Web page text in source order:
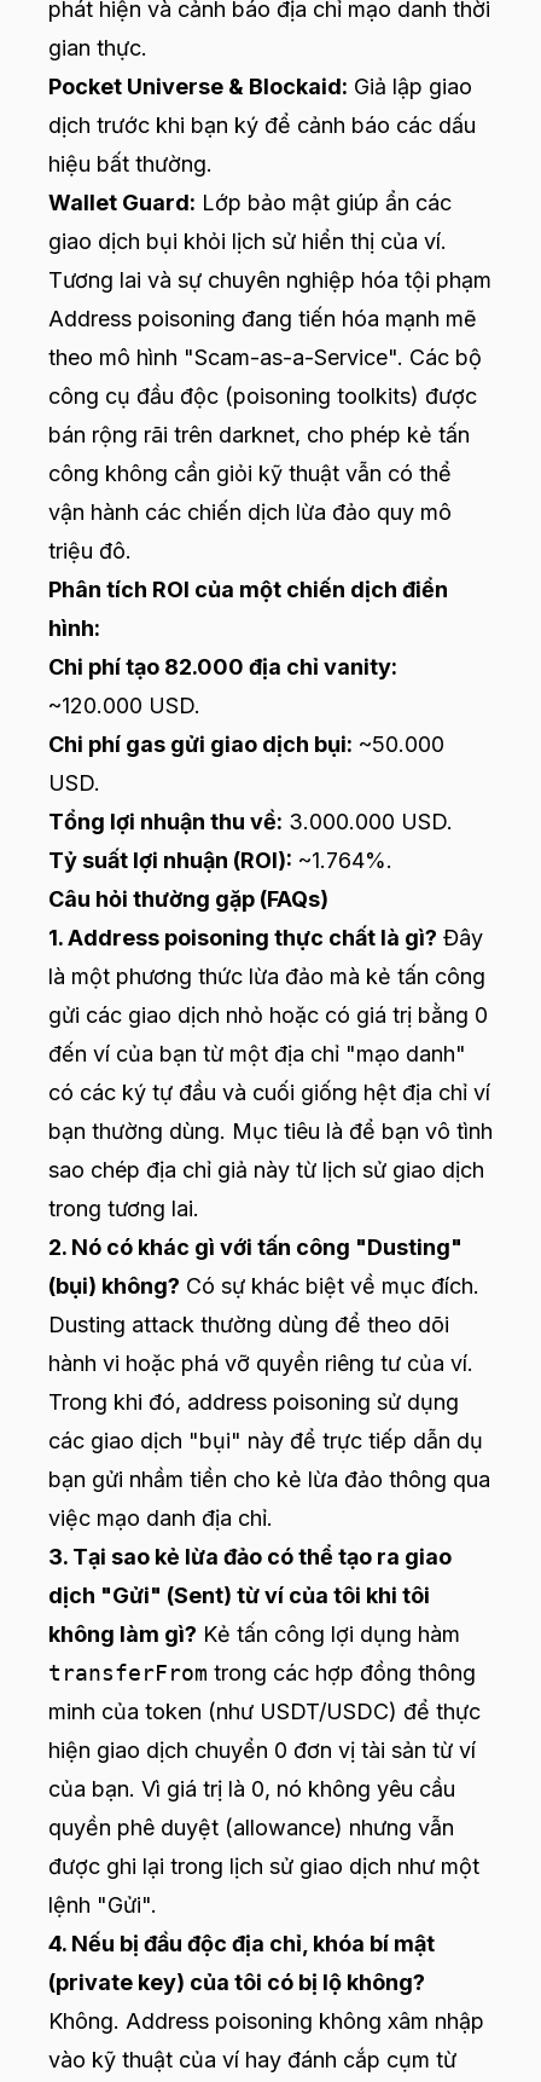
phát hiện và cảnh báo địa chỉ mạo danh thời
gian thực.
Pocket Universe & Blockaid: Giả lập giao
dịch trước khi bạn ký để cảnh báo các dấu
hiệu bất thường.
Wallet Guard: Lớp bảo mật giúp ẩn các
giao dịch bụi khỏi lịch sử hiển thị của ví.
Tương lai và sự chuyên nghiệp hóa tội phạm
Address poisoning đang tiến hóa mạnh mẽ
theo mô hình "Scam-as-a-Service". Các bộ
công cụ đầu độc (poisoning toolkits) được
bán rộng rãi trên darknet, cho phép kẻ tấn
công không cần giỏi kỹ thuật vẫn có thể
vận hành các chiến dịch lừa đảo quy mô
triệu đô.
Phân tích ROI của một chiến dịch điển
hình:
Chi phí tạo 82.000 địa chỉ vanity:
~120.000 USD.
Chi phí gas gửi giao dịch bụi: ~50.000
USD.
Tổng lợi nhuận thu về: 3.000.000 USD.
Tỷ suất lợi nhuận (ROI): ~1.764%.
Câu hỏi thường gặp (FAQs)
1. Address poisoning thực chất là gì? Đây
là một phương thức lừa đảo mà kẻ tấn công
gửi các giao dịch nhỏ hoặc có giá trị bằng 0
đến ví của bạn từ một địa chỉ "mạo danh"
có các ký tự đầu và cuối giống hệt địa chỉ ví
bạn thường dùng. Mục tiêu là để bạn vô tình
sao chép địa chỉ giả này từ lịch sử giao dịch
trong tương lai.
2. Nó có khác gì với tấn công "Dusting"
(bụi) không? Có sự khác biệt về mục đích.
Dusting attack thường dùng để theo dõi
hành vi hoặc phá vỡ quyền riêng tư của ví.
Trong khi đó, address poisoning sử dụng
các giao dịch "bụi" này để trực tiếp dẫn dụ
bạn gửi nhầm tiền cho kẻ lừa đảo thông qua
việc mạo danh địa chỉ.
3. Tại sao kẻ lừa đảo có thể tạo ra giao
dịch "Gửi" (Sent) từ ví của tôi khi tôi
không làm gì? Kẻ tấn công lợi dụng hàm
transferFrom trong các hợp đồng thông
minh của token (như USDT/USDC) để thực
hiện giao dịch chuyển 0 đơn vị tài sản từ ví
của bạn. Vì giá trị là 0, nó không yêu cầu
quyền phê duyệt (allowance) nhưng vẫn
được ghi lại trong lịch sử giao dịch như một
lệnh "Gửi".
4. Nếu bị đầu độc địa chỉ, khóa bí mật
(private key) của tôi có bị lộ không?
Không. Address poisoning không xâm nhập
vào kỹ thuật của ví hay đánh cắp cụm từ